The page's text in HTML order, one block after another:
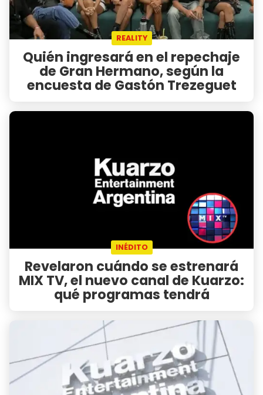
REALITY
Quién ingresará en el repechaje
de Gran Hermano, según la
encuesta de Gastón Trezeguet
INÉDITO
Revelaron cuándo se estrenará
MIX TV, el nuevo canal de Kuarzo:
qué programas tendrá